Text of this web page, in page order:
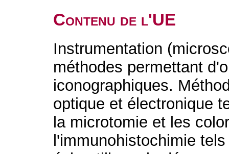
Contenu de l'UE
Instrumentation
méthodes permettant
iconographiques.
optique et électronique
la microtomie et les
l'immunohistochimie